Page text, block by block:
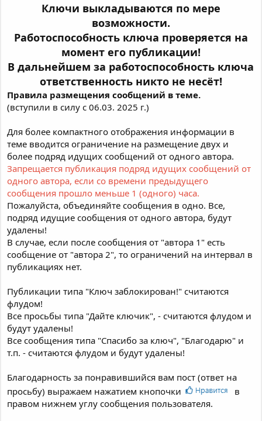
Ключи выкладываются по мере
возможности.
Работоспособность ключа проверяется на
момент его публикации!
В дальнейшем за работоспособность ключа
ответственность никто не несёт!
Правила размещения сообщений в теме.
(вступили в силу с 06.03. 2025 г.)
Для более компактного отображения информации в
теме вводится ограничение на размещение двух и
более подряд идущих сообщений от одного автора.
Запрещается публикация подряд идущих сообщений от
одного автора, если со времени предыдущего
сообщения прошло меньше 1 (одного) часа.
Пожалуйста, объединяйте сообщения в одно. Все,
подряд идущие сообщения от одного автора, будут
удалены!
В случае, если после сообщения от "автора 1" есть
сообщение от "автора 2", то ограничений на интервал в
публикациях нет.
Публикации типа "Ключ заблокирован!" считаются
флудом!
Все просьбы типа "Дайте ключик", - считаются флудом и
будут удалены!
Все сообщения типа "Спасибо за ключ", "Благодарю" и
т.п. - считаются флудом и будут удалены!
Благодарность за понравившийся вам пост (ответ на
просьбу) выражаем нажатием кнопочки
в
правом нижнем углу сообщения пользователя.